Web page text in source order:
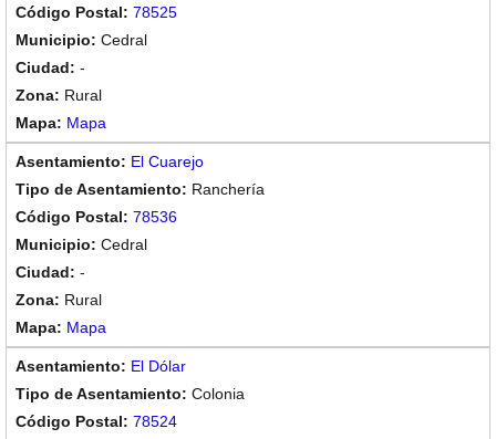
78525
Cedral
-
Rural
Mapa
El Cuarejo
Ranchería
78536
Cedral
-
Rural
Mapa
El Dólar
Colonia
78524